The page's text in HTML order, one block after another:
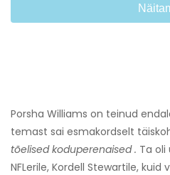
Porsha Williams on teinud
temast sai esmakordselt
tõelised koduperenaised . Ta oli
NFLerile, Kordell Stewartile,